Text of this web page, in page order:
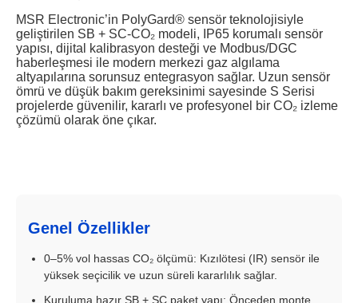
MSR Electronic’in PolyGard® sensör teknolojisiyle
geliştirilen SB + SC-CO₂ modeli, IP65 korumalı sensör
yapısı, dijital kalibrasyon desteği ve Modbus/DGC
haberleşmesi ile modern merkezi gaz algılama
altyapılarına sorunsuz entegrasyon sağlar. Uzun sensör
ömrü ve düşük bakım gereksinimi sayesinde S Serisi
projelerde güvenilir, kararlı ve profesyonel bir CO₂ izleme
çözümü olarak öne çıkar.
Genel Özellikler
0–5% vol hassas CO₂ ölçümü: Kızılötesi (IR) sensör ile
yüksek seçicilik ve uzun süreli kararlılık sağlar.
Kuruluma hazır SB + SC paket yapı: Önceden monte